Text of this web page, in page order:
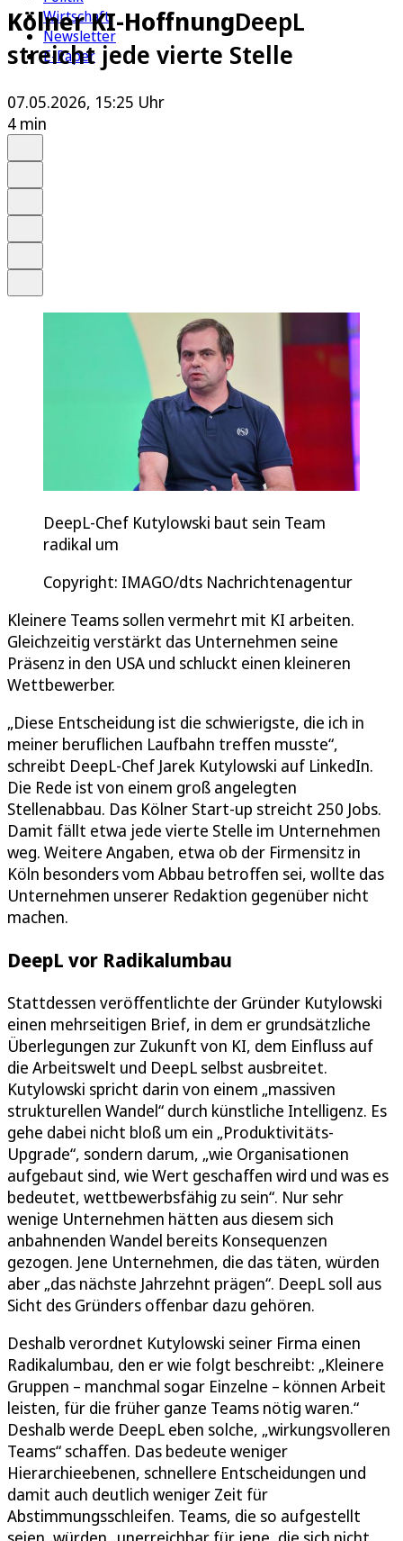
Wirtschaft
Newsletter
E-Paper
Kölner KI-HoffnungDeepL
streicht jede vierte Stelle
07.05.2026, 15:25 Uhr
4 min
DeepL-Chef Kutylowski baut sein Team
radikal um
Copyright: IMAGO/dts Nachrichtenagentur
Kleinere Teams sollen vermehrt mit KI arbeiten.
Gleichzeitig verstärkt das Unternehmen seine
Präsenz in den USA und schluckt einen kleineren
Wettbewerber.
„Diese Entscheidung ist die schwierigste, die ich in
meiner beruflichen Laufbahn treffen musste“,
schreibt DeepL-Chef Jarek Kutylowski auf LinkedIn.
Die Rede ist von einem groß angelegten
Stellenabbau. Das Kölner Start-up streicht 250 Jobs.
Damit fällt etwa jede vierte Stelle im Unternehmen
weg. Weitere Angaben, etwa ob der Firmensitz in
Köln besonders vom Abbau betroffen sei, wollte das
Unternehmen unserer Redaktion gegenüber nicht
machen.
DeepL vor Radikalumbau
Stattdessen veröffentlichte der Gründer Kutylowski
einen mehrseitigen Brief, in dem er grundsätzliche
Überlegungen zur Zukunft von KI, dem Einfluss auf
die Arbeitswelt und DeepL selbst ausbreitet.
Kutylowski spricht darin von einem „massiven
strukturellen Wandel“ durch künstliche Intelligenz. Es
gehe dabei nicht bloß um ein „Produktivitäts-
Upgrade“, sondern darum, „wie Organisationen
aufgebaut sind, wie Wert geschaffen wird und was es
bedeutet, wettbewerbsfähig zu sein“. Nur sehr
wenige Unternehmen hätten aus diesem sich
anbahnenden Wandel bereits Konsequenzen
gezogen. Jene Unternehmen, die das täten, würden
aber „das nächste Jahrzehnt prägen“. DeepL soll aus
Sicht des Gründers offenbar dazu gehören.
Deshalb verordnet Kutylowski seiner Firma einen
Radikalumbau, den er wie folgt beschreibt: „Kleinere
Gruppen – manchmal sogar Einzelne – können Arbeit
leisten, für die früher ganze Teams nötig waren.“
Deshalb werde DeepL eben solche, „wirkungsvolleren
Teams“ schaffen. Das bedeute weniger
Hierarchieebenen, schnellere Entscheidungen und
damit auch deutlich weniger Zeit für
Abstimmungsschleifen. Teams, die so aufgestellt